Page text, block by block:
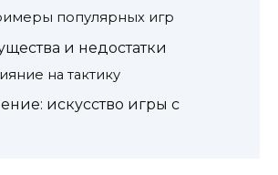
популярных игр
и недостатки
на тактику
искусство игры с